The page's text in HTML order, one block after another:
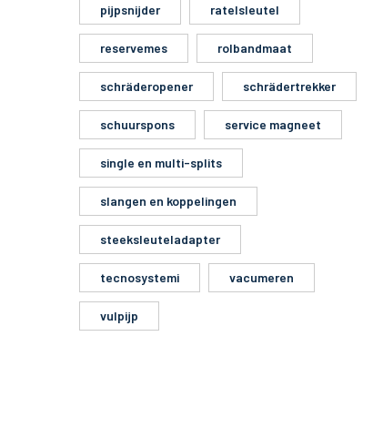
pijpsnijder ratelsleutel
reservemes rolbandmaat
schräderopener schrädertrekker
schuurspons service magneet
single en multi-splits
slangen en koppelingen
steeksleuteladapter
tecnosystemi vacumeren
vulpijp